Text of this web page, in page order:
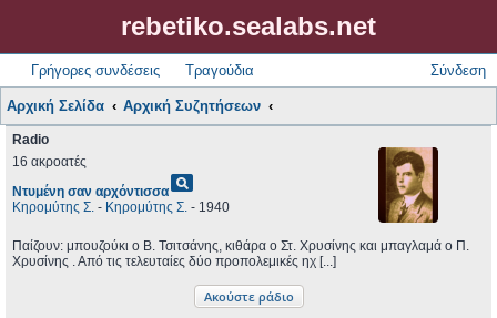
rebetiko.sealabs.net
Γρήγορες συνδέσεις Τραγούδια Σύνδεση
Αρχική Σελίδα Αρχική Συζητήσεων
Radio
16 ακροατές
Ντυμένη σαν αρχόντισσαpageview
Κηρομύτης Σ. - Κηρομύτης Σ. - 1940
Παίζουν: μπουζούκι ο Β. Τσιτσάνης, κιθάρα ο Στ. Χρυσίνης και μπαγλαμά ο Π.
Χρυσίνης . Από τις τελευταίες δύο προπολεμικές ηχ [...]